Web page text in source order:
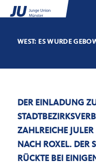
WEST: ES WURDE
DER EINLADUNG
ZAHLREICHE
NACH ROXEL. DER
RÜCKTE BEI